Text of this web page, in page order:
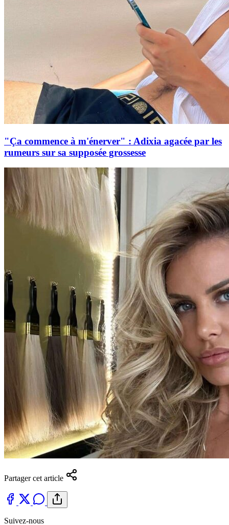
"Ça commence à m'énerver" : Adixia agacée par les
rumeurs sur sa supposée grossesse
Partager cet article
Suivez-nous